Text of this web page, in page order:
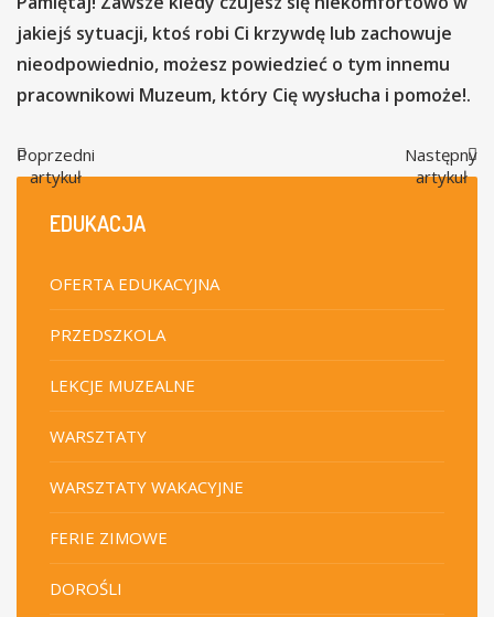
jakiejś sytuacji, ktoś robi Ci krzywdę lub zachowuje
nieodpowiednio, możesz powiedzieć o tym innemu
pracownikowi Muzeum, który Cię wysłucha i pomoże!.
Poprzedni
artykuł
Następny
artykuł
EDUKACJA
OFERTA EDUKACYJNA
PRZEDSZKOLA
LEKCJE MUZEALNE
WARSZTATY
WARSZTATY WAKACYJNE
FERIE ZIMOWE
DOROŚLI